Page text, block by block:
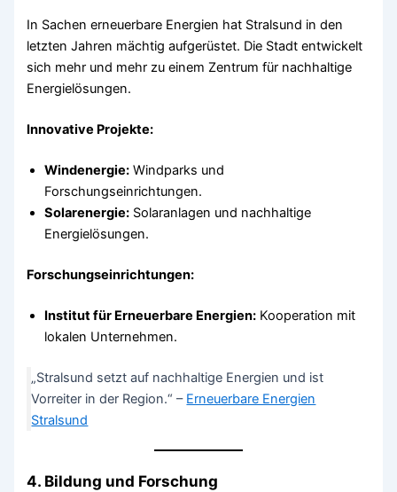
In Sachen erneuerbare Energien hat Stralsund in den
letzten Jahren mächtig aufgerüstet. Die Stadt entwickelt
sich mehr und mehr zu einem Zentrum für nachhaltige
Energielösungen.
Innovative Projekte:
Windenergie: Windparks und
Forschungseinrichtungen.
Solarenergie: Solaranlagen und nachhaltige
Energielösungen.
Forschungseinrichtungen:
Institut für Erneuerbare Energien: Kooperation mit
lokalen Unternehmen.
„Stralsund setzt auf nachhaltige Energien und ist
Vorreiter in der Region.“ – Erneuerbare Energien
Stralsund
4. Bildung und Forschung